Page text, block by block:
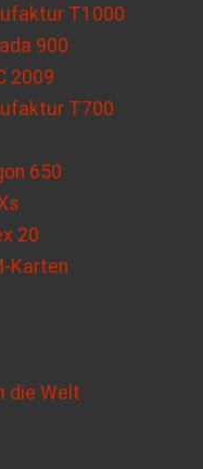
T1000
900
2009
T700
650
20
Karten
die Welt